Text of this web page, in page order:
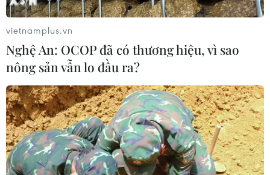
sinh học B5 và B10
07/08/2026 05:02
Cà Mau quảng bá thương hiệu, kết
nối đầu tư, đưa ngành tôm phát triển
bền vững
07/08/2026 03:04
Giá vàng trong nước giảm nhẹ,
vietnamplus.vn
Nghệ An: OCOP đã có thương hiệu, vì sao
nông sản vẫn lo đầu ra?